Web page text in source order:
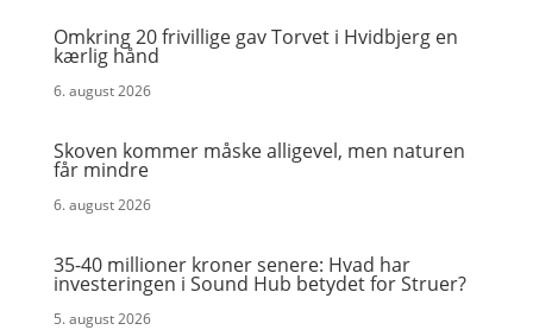
Omkring 20 frivillige gav Torvet i Hvidbjerg en
kærlig hånd
6. august 2026
Skoven kommer måske alligevel, men naturen
får mindre
6. august 2026
35-40 millioner kroner senere: Hvad har
investeringen i Sound Hub betydet for Struer?
5. august 2026